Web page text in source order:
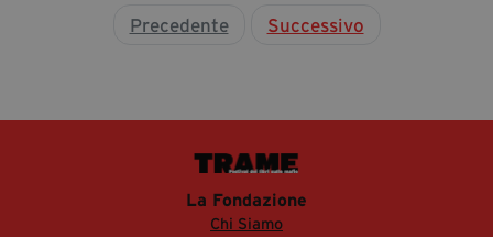
Precedente Successivo
La Fondazione
Chi Siamo